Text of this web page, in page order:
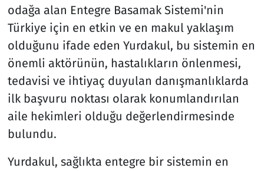
odağa alan Entegre Basamak Sistemi'nin
Türkiye için en etkin ve en makul yaklaşım
olduğunu ifade eden Yurdakul, bu sistemin en
önemli aktörünün, hastalıkların önlenmesi,
tedavisi ve ihtiyaç duyulan danışmanlıklarda
ilk başvuru noktası olarak konumlandırılan
aile hekimleri olduğu değerlendirmesinde
bulundu.
Yurdakul, sağlıkta entegre bir sistemin en